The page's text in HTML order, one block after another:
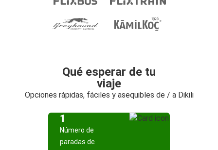
Qué esperar de tu
viaje
Opciones rápidas, fáciles y asequibles de / a Dikili
1
Número de
paradas de